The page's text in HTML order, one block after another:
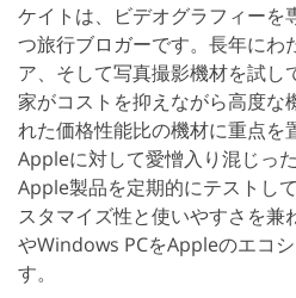
ケイトは、ビデオグラフィーを
つ旅行ブロガーです。長年にわ
ア、そして写真撮影機材を試し
家がコストを抑えながら高度な
れた価格性能比の機材に重点を
Appleに対して愛憎入り混じっ
Apple製品を定期的にテストし
スタマイズ性と使いやすさを
やWindows PCをAppleのエコ
す。